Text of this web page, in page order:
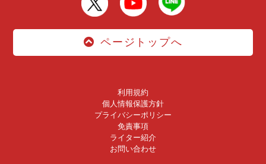
ページトップへ
利用規約
個人情報保護方針
プライバシーポリシー
免責事項
ライター紹介
お問い合わせ